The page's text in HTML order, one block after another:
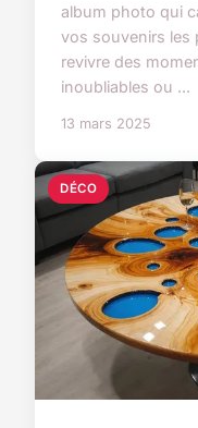
album photo qui
vos souvenirs les
revivre des
inoubliables ou ...
13 mars 2025
DÉCO